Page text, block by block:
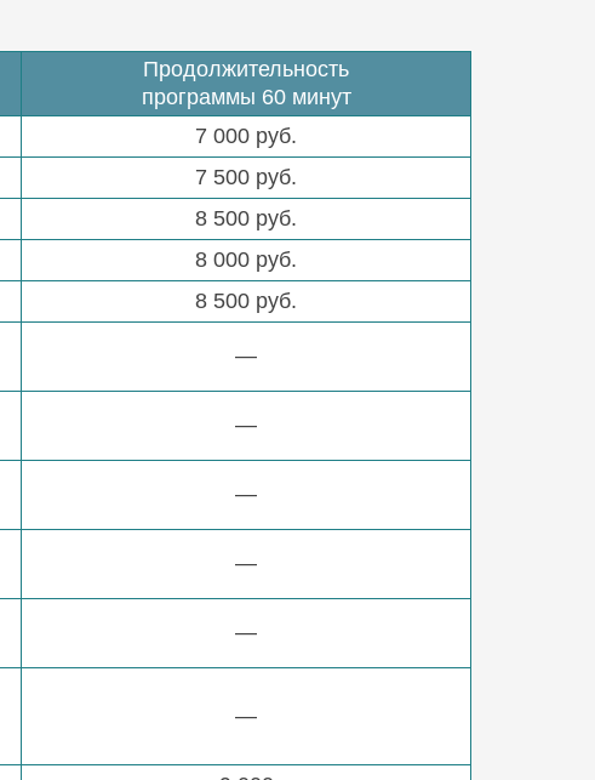
Продолжительность
программы 60 минут
7 000 руб.
7 500 руб.
8 500 руб.
8 000 руб.
8 500 руб.
—
—
—
—
—
—